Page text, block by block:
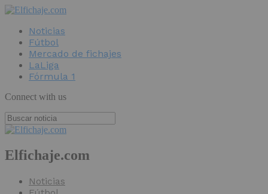
Noticias
Fútbol
Mercado de fichajes
LaLiga
Fórmula 1
Connect with us
Elfichaje.com
Noticias